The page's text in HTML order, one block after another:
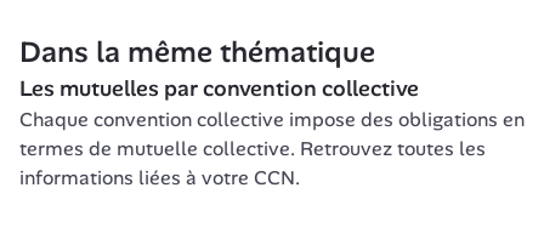
Dans la même thématique
Les mutuelles par convention collective
Chaque convention collective impose des obligations en
termes de mutuelle collective. Retrouvez toutes les
informations liées à votre CCN.